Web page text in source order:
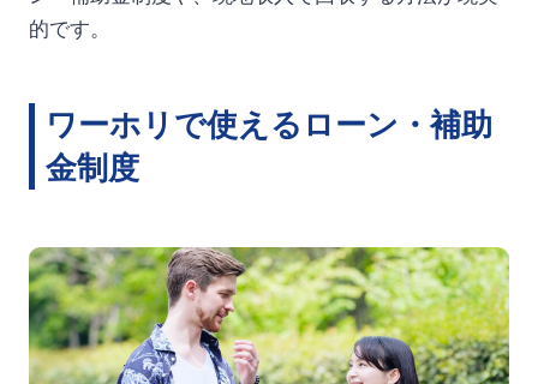
的です。
ワーホリで使えるローン・補助
金制度